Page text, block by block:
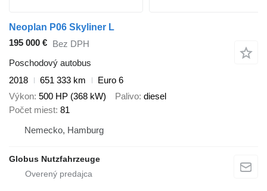
Neoplan P06 Skyliner L
195 000 € Bez DPH
Poschodový autobus
2018
651 333 km
Euro 6
Výkon 500 HP (368 kW) Palivo diesel
Počet miest 81
Nemecko, Hamburg
Globus Nutzfahrzeuge